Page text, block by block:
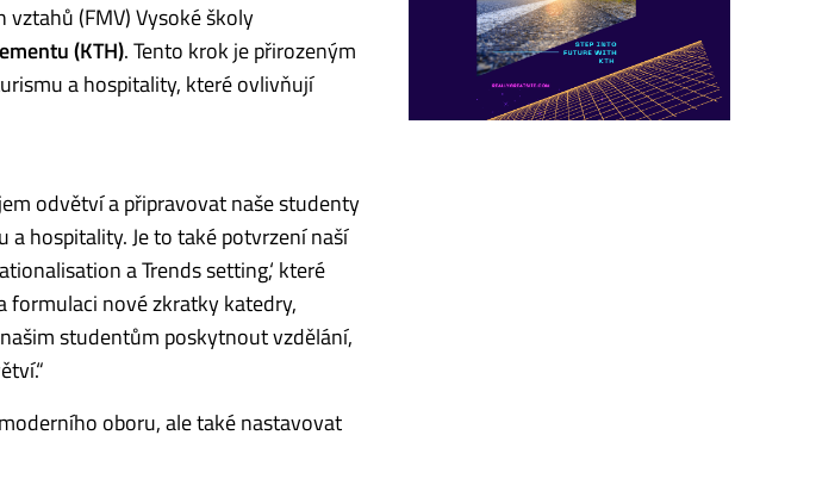
(FMV) Vysoké školy
(KTH). Tento krok je přirozeným
a hospitality, které ovlivňují
odvětví a připravovat naše studenty
hospitality. Je to také potvrzení naší
a Trends setting,‘ které
formulaci nové zkratky katedry,
studentům poskytnout vzdělání,
oboru, ale také nastavovat